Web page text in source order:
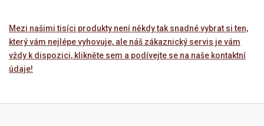
Mezi našimi tisíci produkty není někdy tak snadné vybrat si ten,
který vám nejlépe vyhovuje, ale náš zákaznický servis je vám
vždy k dispozici, klikněte sem a podívejte se na naše kontaktní
údaje!